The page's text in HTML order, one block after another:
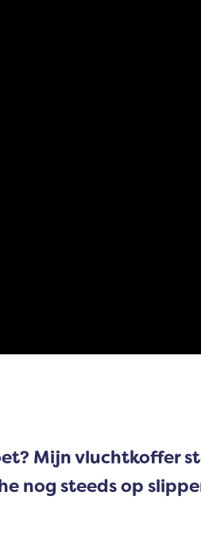
Mijn vluchtkoffer
nog steeds op